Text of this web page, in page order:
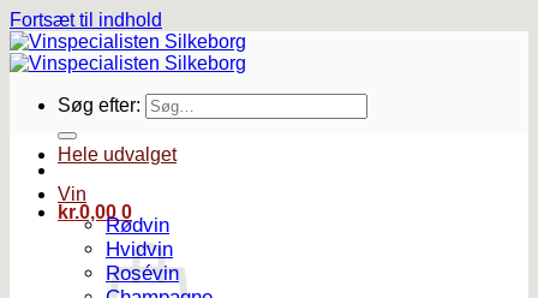
Fortsæt til indhold
Søg efter:
kr.0,00 0
Hele udvalget
Vin
Rødvin
Hvidvin
Rosévin